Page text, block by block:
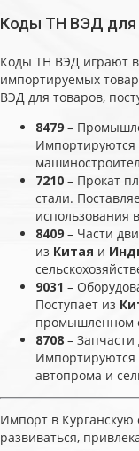
Коды ТН ВЭД для
Коды ТН ВЭД играют
импортируемых
ВЭД для товаров,
8479 –
Импортируются
7210 – Прокат
стали.
использования
8409 – Части
из Китая и
9031 –
Поступает из
промышленном
8708 –
Импортируются
автопрома и
Импорт в Курганскую
развиваться,